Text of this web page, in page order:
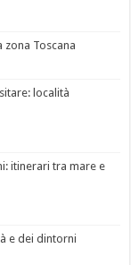
zona Toscana
località
itinerari tra mare e
e dei dintorni